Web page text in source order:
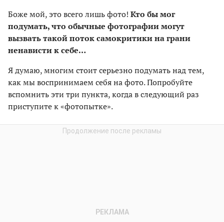
Боже мой, это всего лишь фото! Кто бы мог
подумать, что обычные фотографии могут
вызвать такой поток самокритики на грани
ненависти к себе…
Я думаю, многим стоит серьезно подумать над тем,
как мы воспринимаем себя на фото. Попробуйте
вспомнить эти три пункта, когда в следующий раз
приступите к «фотопытке».